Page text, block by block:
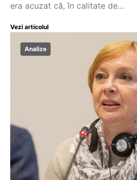
era acuzat că, în calitate de…
Vezi articolul
Analize